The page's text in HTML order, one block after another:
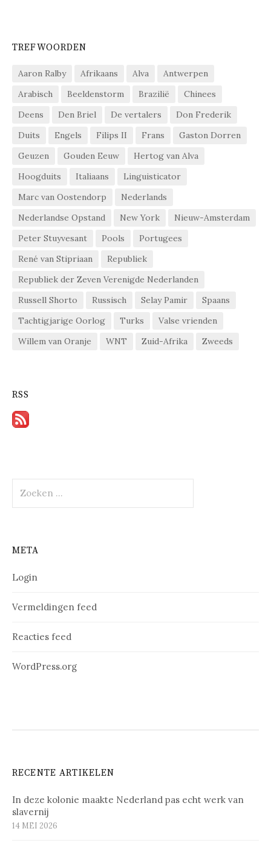
TREFWOORDEN
Aaron Ralby Afrikaans Alva
Antwerpen
Arabisch
Beeldenstorm Brazilië
Chinees
Deens
Den Briel De vertalers
Don Frederik
Duits
Engels Filips II Frans
Gaston Dorren
Geuzen
Gouden Eeuw
Hertog van Alva
Hoogduits
Italiaans
Linguisticator
Marc van Oostendorp
Nederlands
Nederlandse Opstand
New York
Nieuw-Amsterdam
Peter Stuyvesant
Pools
Portugees
René van Stipriaan
Republiek
Republiek der Zeven Verenigde Nederlanden
Russell Shorto
Russisch Selay Pamir
Spaans
Tachtigjarige Oorlog
Turks
Valse vrienden
Willem van Oranje
WNT Zuid-Afrika Zweeds
RSS
naar:
META
Login
Vermeldingen feed
Reacties feed
WordPress.org
RECENTE ARTIKELEN
In deze kolonie maakte Nederland pas echt werk van
slavernij
14 MEI 2026